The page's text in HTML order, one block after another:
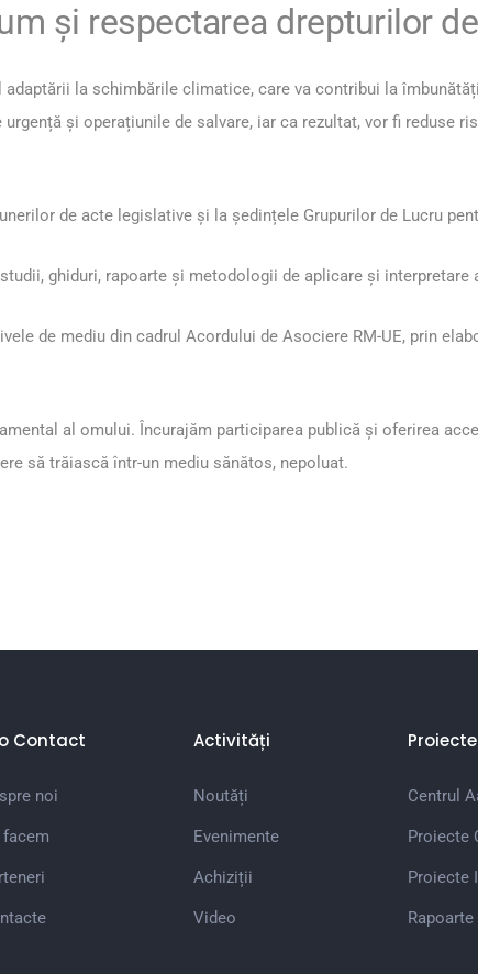
și respectarea drepturilor
la schimbările climatice, care va contribui la
și operațiunile de salvare, iar ca rezultat, vor fi reduse
de acte legislative și la ședințele Grupurilor de Lucru
ghiduri, rapoarte și metodologii de aplicare și interpretare
de mediu din cadrul Acordului de Asociere RM-UE, prin
al omului. Încurajăm participarea publică și oferirea
să trăiască într-un mediu sănătos, nepoluat.
Contact
noi
facem
Activități
Noutăți
Evenimente
Achiziții
Video
Proiecte
Centrul
Proiecte
Proiecte